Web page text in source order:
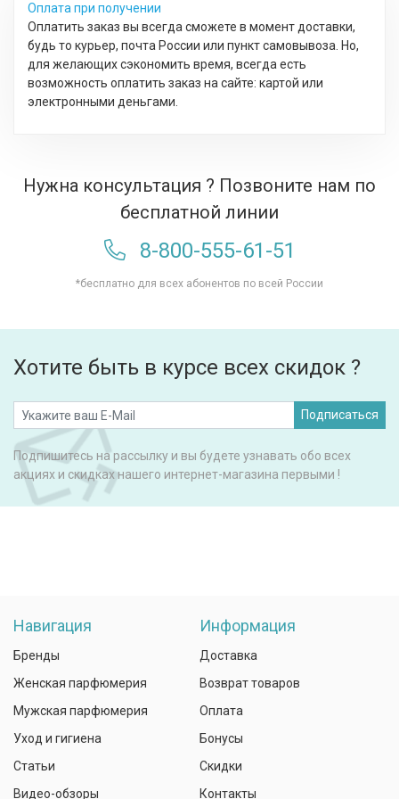
Оплата при получении
Оплатить заказ вы всегда сможете в момент доставки,
будь то курьер, почта России или пункт самовывоза. Но,
для желающих сэкономить время, всегда есть
возможность оплатить заказ на сайте: картой или
электронными деньгами.
Нужна консультация ? Позвоните нам по
бесплатной линии
8-800-555-61-51
*бесплатно для всех абонентов по всей России
Хотите быть в курсе всех скидок ?
Подписаться
Подпишитесь на рассылку и вы будете узнавать обо всех
акциях и скидках нашего интернет-магазина первыми !
Навигация
Бренды
Женская парфюмерия
Мужская парфюмерия
Уход и гигиена
Статьи
Видео-обзоры
Информация
Доставка
Возврат товаров
Оплата
Бонусы
Скидки
Контакты